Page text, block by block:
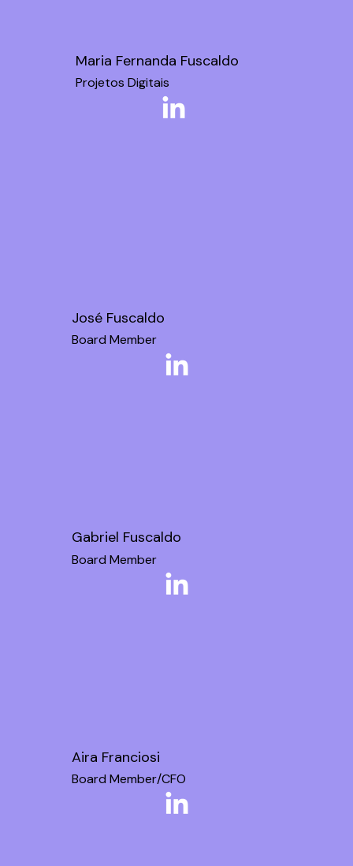
Maria Fernanda Fuscaldo
Projetos Digitais
José Fuscaldo
Board Member
Gabriel Fuscaldo
Board Member
Aira Franciosi
Board Member/CFO